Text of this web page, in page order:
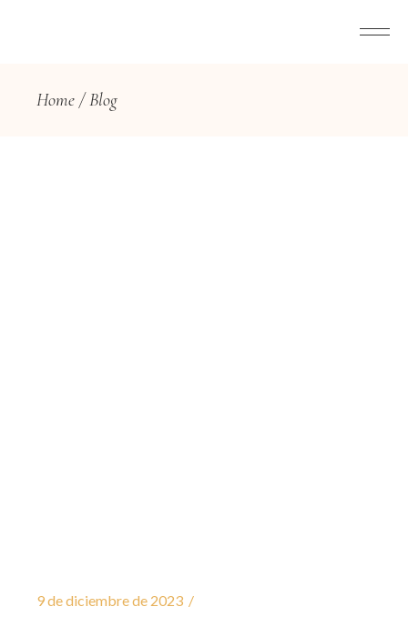
Home Blog
9 de diciembre de 2023